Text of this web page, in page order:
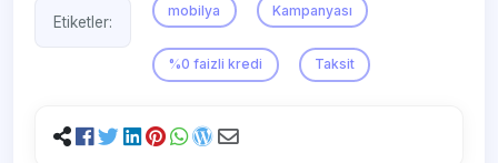
Etiketler:
mobilya Kampanyası
%0 faizli kredi Taksit